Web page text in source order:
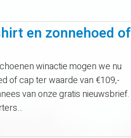
en zonnehoed of
winactie mogen we nu
of cap ter waarde van €109,-
van onze gratis nieuwsbrief.